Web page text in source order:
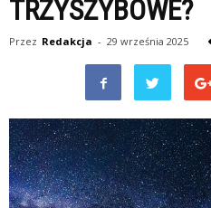
TRZYSZYBOWE?
Przez Redakcja - 29 września 2025